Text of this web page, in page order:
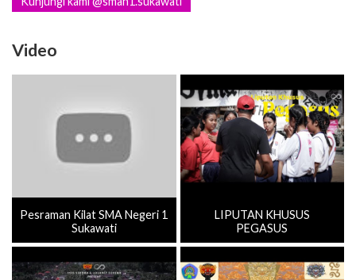
Video
Pesraman Kilat SMA Negeri 1
Sukawati
LIPUTAN KHUSUS
PEGASUS